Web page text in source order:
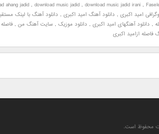
ahang jadid , download music jadid , download music jadid irani ,
امید اکبری , دانلود آهنگ امید اکبری , دانلود آهنگ با لینک
, دانلود آهنگهای امید اکبری , دانلود موزیک , سایت آهنگ من , فاصله
فاصله ازامید اکبری
محفوظ است.